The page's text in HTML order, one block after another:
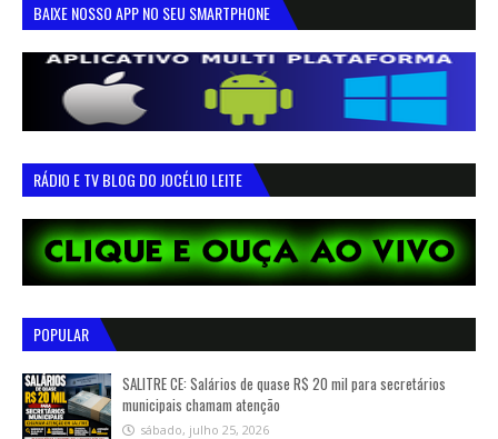
BAIXE NOSSO APP NO SEU SMARTPHONE
RÁDIO E TV BLOG DO JOCÉLIO LEITE
POPULAR
SALITRE CE: Salários de quase R$ 20 mil para secretários
municipais chamam atenção
sábado, julho 25, 2026